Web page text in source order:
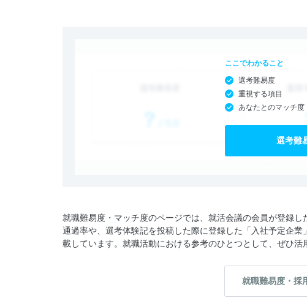
ここでわかること
選考難易度
重視する項目
あなたとのマッチ度
選考難
就職難易度・マッチ度のページでは、就活会議の会員が登録
通過率や、選考体験記を投稿した際に登録した「入社予定企
載しています。就職活動における参考のひとつとして、ぜひ活
就職難易度・採